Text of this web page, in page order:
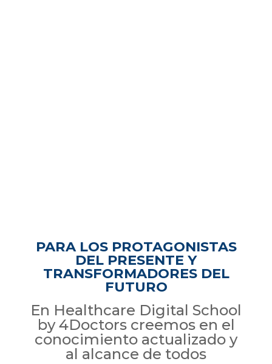
PARA LOS PROTAGONISTAS
DEL PRESENTE Y
TRANSFORMADORES DEL
FUTURO
En Healthcare Digital School
by 4Doctors creemos en el
conocimiento actualizado y
al alcance de todos